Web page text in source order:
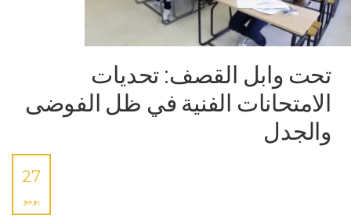
تحت وابل القصف: تحديات
الامتحانات الفنية في ظل الفوضى
والجدل
27
يونيو